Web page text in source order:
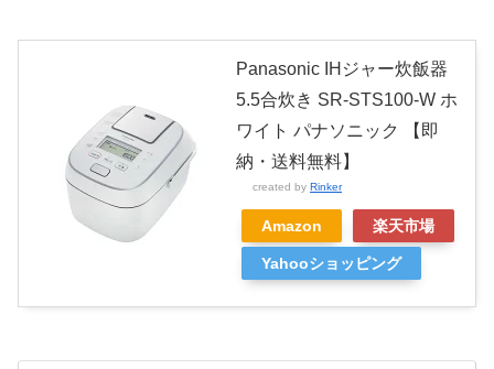
Panasonic IHジャー炊飯器
5.5合炊き SR-STS100-W ホ
ワイト パナソニック 【即
納・送料無料】
created by Rinker
Amazon 楽天市場
Yahooショッピング